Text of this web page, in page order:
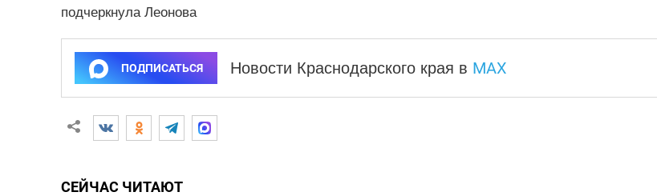
подчеркнула Леонова
ПОДПИСАТЬСЯ Новости Краснодарского края в MAX
СЕЙЧАС ЧИТАЮТ